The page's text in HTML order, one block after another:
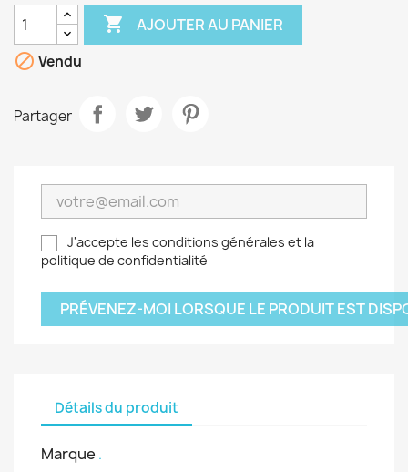
 AJOUTER AU PANIER
 Vendu
Partager
J'accepte les conditions générales et la
politique de confidentialité
PRÉVENEZ-MOI LORSQUE LE PRODUIT EST
Détails du produit
Marque .